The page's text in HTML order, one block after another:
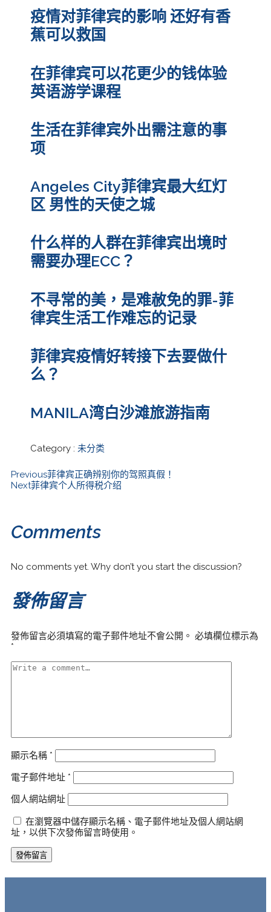
疫情对菲律宾的影响 还好有香
蕉可以救国
在菲律宾可以花更少的钱体验
英语游学课程
生活在菲律宾外出需注意的事
项
Angeles City菲律宾最大红灯
区 男性的天使之城
什么样的人群在菲律宾出境时
需要办理ECC？
不寻常的美，是难赦免的罪-菲
律宾生活工作难忘的记录
菲律宾疫情好转接下去要做什
么？
MANILA湾白沙滩旅游指南
Category : 未分类
Previous菲律宾正确辨别你的驾照真假！
Next菲律宾个人所得税介绍
Comments
No comments yet. Why don’t you start the discussion?
發佈留言
發佈留言必須填寫的電子郵件地址不會公開。 必填欄位標示為
*
顯示名稱 *
電子郵件地址 *
個人網站網址
在瀏覽器中儲存顯示名稱、電子郵件地址及個人網站網
址，以供下次發佈留言時使用。